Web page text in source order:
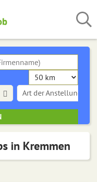
Art der Anstellung
in Kremmen